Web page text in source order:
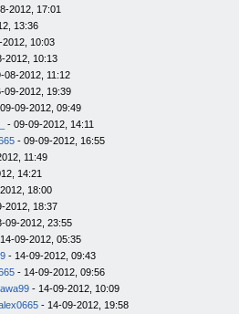
2012, 17:01
13:36
10:03
2012, 10:13
08-2012, 11:12
09-2012, 19:39
09-2012, 09:49
- 09-09-2012, 14:11
- 09-09-2012, 16:55
11:49
14:21
18:00
2012, 18:37
09-2012, 23:55
09-2012, 05:35
- 14-09-2012, 09:43
- 14-09-2012, 09:56
- 14-09-2012, 10:09
- 14-09-2012, 19:58